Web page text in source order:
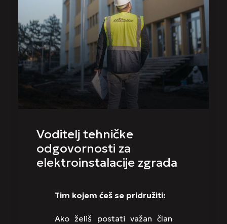
Voditelj tehničke
odgovornosti za
elektroinstalacije zgrada
Tim kojem ćeš se pridružiti:
Ako želiš postati važan član